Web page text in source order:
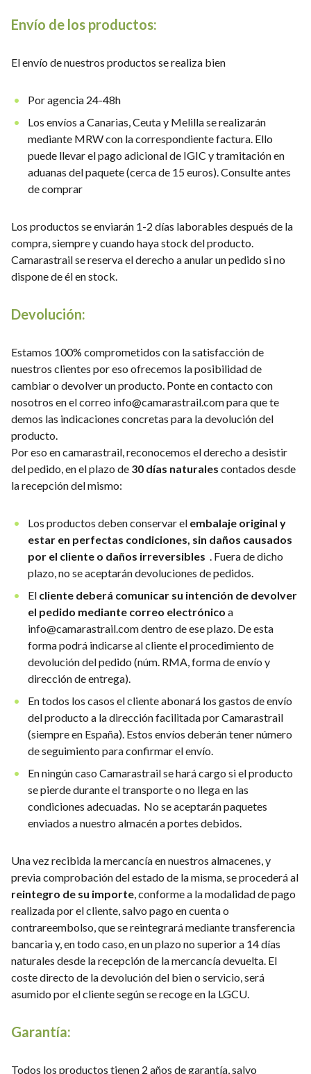
Envío de los productos:
El envío de nuestros productos se realiza bien
Por agencia 24-48h
Los envíos a Canarias, Ceuta y Melilla se realizarán
mediante MRW con la correspondiente factura. Ello
puede llevar el pago adicional de IGIC y tramitación en
aduanas del paquete (cerca de 15 euros). Consulte antes
de comprar
Los productos se enviarán 1-2 días laborables después de la
compra, siempre y cuando haya stock del producto.
Camarastrail se reserva el derecho a anular un pedido si no
dispone de él en stock.
Devolución:
Estamos 100% comprometidos con la satisfacción de
nuestros clientes por eso ofrecemos la posibilidad de
cambiar o devolver un producto. Ponte en contacto con
nosotros en el correo info@camarastrail.com para que te
demos las indicaciones concretas para la devolución del
producto.
Por eso en camarastrail, reconocemos el derecho a desistir
del pedido, en el plazo de 30 días naturales contados desde
la recepción del mismo:
Los productos deben conservar el embalaje original y
estar en perfectas condiciones, sin daños causados
por el cliente o daños irreversibles . Fuera de dicho
plazo, no se aceptarán devoluciones de pedidos.
El cliente deberá comunicar su intención de devolver
el pedido mediante correo electrónico a
info@camarastrail.com dentro de ese plazo. De esta
forma podrá indicarse al cliente el procedimiento de
devolución del pedido (núm. RMA, forma de envío y
dirección de entrega).
En todos los casos el cliente abonará los gastos de envío
del producto a la dirección facilitada por Camarastrail
(siempre en España). Estos envíos deberán tener número
de seguimiento para confirmar el envío.
En ningún caso Camarastrail se hará cargo si el producto
se pierde durante el transporte o no llega en las
condiciones adecuadas. No se aceptarán paquetes
enviados a nuestro almacén a portes debidos.
Una vez recibida la mercancía en nuestros almacenes, y
previa comprobación del estado de la misma, se procederá al
reintegro de su importe, conforme a la modalidad de pago
realizada por el cliente, salvo pago en cuenta o
contrareembolso, que se reintegrará mediante transferencia
bancaria y, en todo caso, en un plazo no superior a 14 días
naturales desde la recepción de la mercancía devuelta. El
coste directo de la devolución del bien o servicio, será
asumido por el cliente según se recoge en la LGCU.
Garantía:
Todos los productos tienen 2 años de garantía, salvo